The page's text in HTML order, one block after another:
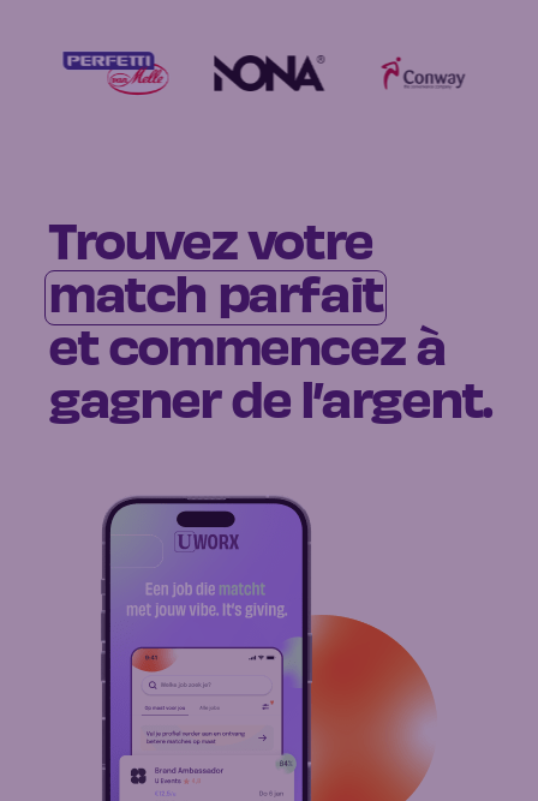
Trouvez votre
match parfait
et commencez à
gagner de l’argent.